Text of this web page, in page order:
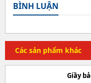
BÌNH LUẬN
Các sản phẩm khác
Giầy